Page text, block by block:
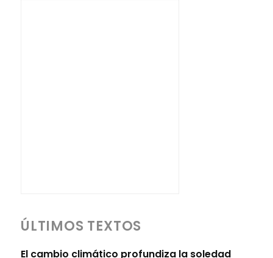
ÚLTIMOS TEXTOS
El cambio climático profundiza la soledad